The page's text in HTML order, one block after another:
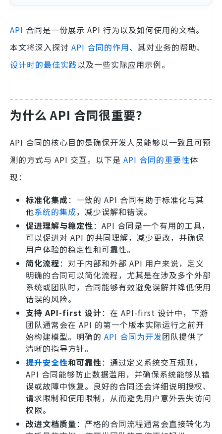
API 合同是一份展示 API 行为以及如何使用的文档。
本文将深入探讨 API 合同的作用、其对业务的帮助、
设计时的最佳实践以及一些实际应用示例。
为什么 API 合同很重要？
API 合同的核心目的是确保开发人员能够以一致且可预
测的方式与 API 交互。以下是 API 合同的重要性体
现：
标准化集成：一致的 API 合同有助于标准化与其
他系统的集成，减少误解和错误。
促进理解与稳定性：API 合同是一个有用的工具，
可以促进对 API 的共同理解，减少更改，并确保
用户体验的稳定性和可靠性。
简化流程：对于内部和外部 API 用户来说，定义
明确的合同可以简化流程，尤其是在涉及多个外部
系统或团队时，合同能够有效避免误解并降低使用
错误的风险。
支持 API-first 设计：在 API-first 设计中，下游
团队通常会在 API 的第一个版本实际运行之前开
始构建模型。明确的 API 合同为开发团队提供了
清晰的指导方针。
提升安全性和可靠性：通过定义系统交互规则，
API 合同能够防止数据滥用，并确保系统能够从错
误或故障中恢复。良好的合同还会详细说明授权、
请求限制和使用限制，从而避免用户意外丢失访问
权限。
改进文档质量：严格的合同流程通常会直接转化为